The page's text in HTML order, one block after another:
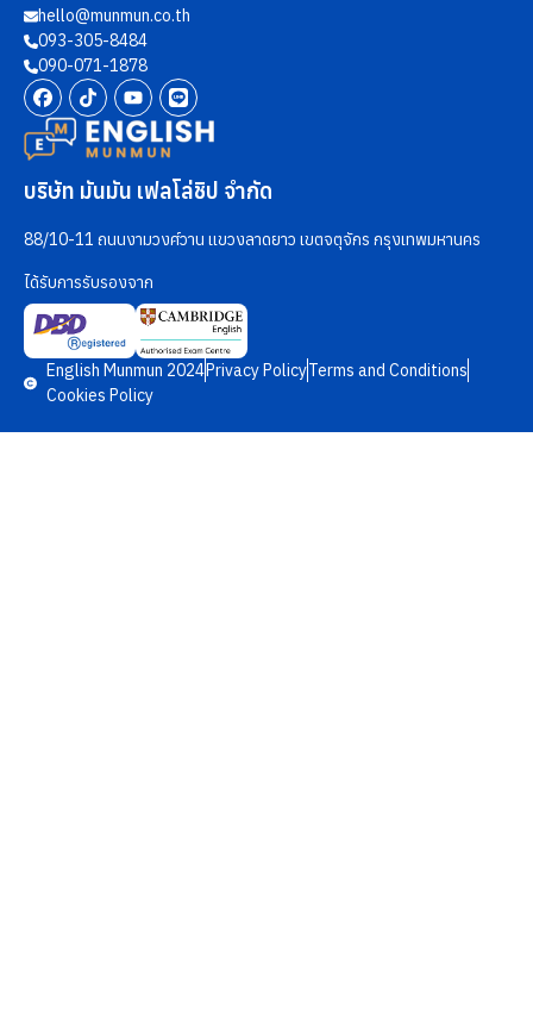
hello@munmun.co.th
093-305-8484
090-071-1878
บริษัท มันมัน เฟลโล่ชิป จำกัด
88/10-11 ถนนงามวงศ์วาน แขวงลาดยาว เขตจตุจักร กรุงเทพมหานคร
ได้รับการรับรองจาก
English Munmun 2024Privacy PolicyTerms and Conditions
Cookies Policy